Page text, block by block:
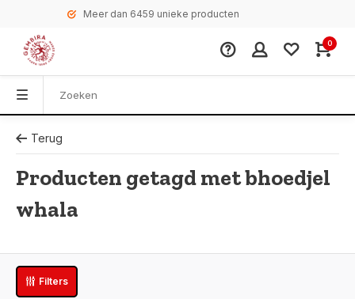
Meer dan 6459 unieke producten
0
Terug
Producten getagd met bhoedjel
whala
Filters